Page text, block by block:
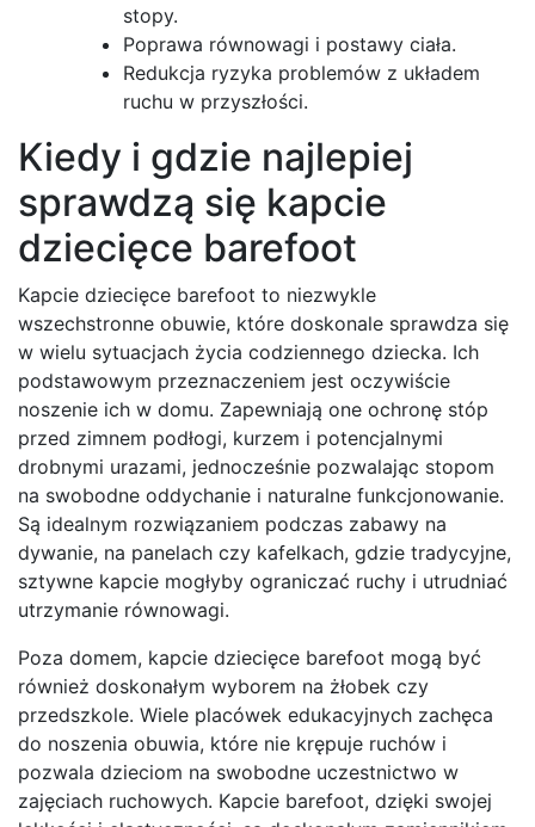
stopy.
Poprawa równowagi i postawy ciała.
Redukcja ryzyka problemów z układem
ruchu w przyszłości.
Kiedy i gdzie najlepiej
sprawdzą się kapcie
dziecięce barefoot
Kapcie dziecięce barefoot to niezwykle
wszechstronne obuwie, które doskonale sprawdza się
w wielu sytuacjach życia codziennego dziecka. Ich
podstawowym przeznaczeniem jest oczywiście
noszenie ich w domu. Zapewniają one ochronę stóp
przed zimnem podłogi, kurzem i potencjalnymi
drobnymi urazami, jednocześnie pozwalając stopom
na swobodne oddychanie i naturalne funkcjonowanie.
Są idealnym rozwiązaniem podczas zabawy na
dywanie, na panelach czy kafelkach, gdzie tradycyjne,
sztywne kapcie mogłyby ograniczać ruchy i utrudniać
utrzymanie równowagi.
Poza domem, kapcie dziecięce barefoot mogą być
również doskonałym wyborem na żłobek czy
przedszkole. Wiele placówek edukacyjnych zachęca
do noszenia obuwia, które nie krępuje ruchów i
pozwala dzieciom na swobodne uczestnictwo w
zajęciach ruchowych. Kapcie barefoot, dzięki swojej